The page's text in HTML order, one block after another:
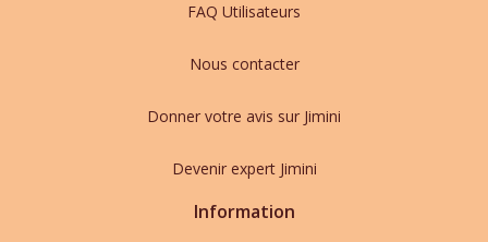
FAQ Utilisateurs
Nous contacter
Donner votre avis sur Jimini
Devenir expert Jimini
Information